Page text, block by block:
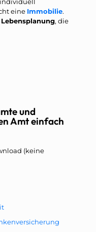
eine Immobilie.
Lebensplanung, die
und
Amt einfach
(keine